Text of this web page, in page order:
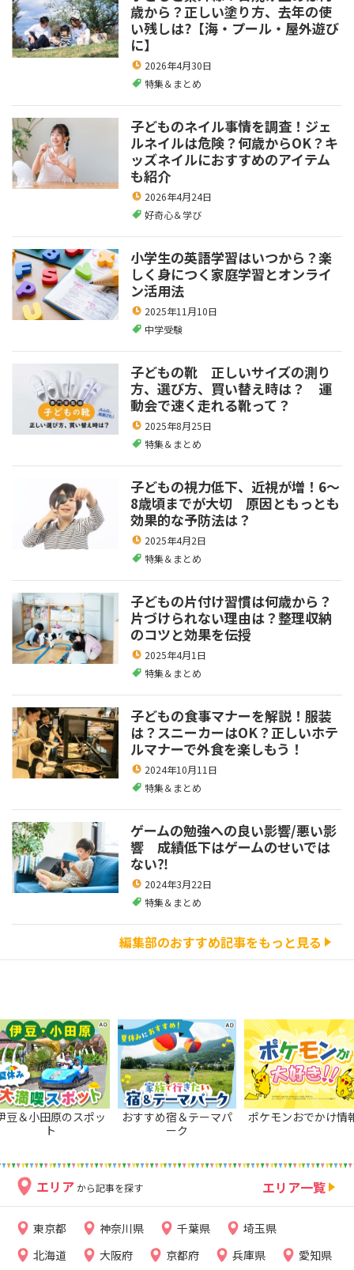
歳から？正しい塗り方、去年の使
い残しは?【海・プール・屋外遊び
に】
2026年4月30日
特集＆まとめ
子どものネイル事情を調査！ジェ
ルネイルは危険？何歳からOK？キ
ッズネイルにおすすめのアイテム
も紹介
2026年4月24日
好奇心＆学び
小学生の英語学習はいつから？楽
しく身につく家庭学習とオンライ
ン活用法
2025年11月10日
中学受験
子どもの靴 正しいサイズの測り
方、選び方、買い替え時は？ 運
動会で速く走れる靴って？
2025年8月25日
特集＆まとめ
子どもの視力低下、近視が増！6～
8歳頃までが大切 原因ともっとも
効果的な予防法は？
2025年4月2日
特集＆まとめ
子どもの片付け習慣は何歳から？
片づけられない理由は？整理収納
のコツと効果を伝授
2025年4月1日
特集＆まとめ
子どもの食事マナーを解説！服装
は？スニーカーはOK？正しいホテ
ルマナーで外食を楽しもう！
2024年10月11日
特集＆まとめ
ゲームの勉強への良い影響/悪い影
響 成績低下はゲームのせいでは
ない⁈
2024年3月22日
特集＆まとめ
編集部のおすすめ記事をもっと見る
豆＆小田原のスポッ
ト
おすすめ宿＆テーマパ
ーク
ポケモンおでかけ情
エリア から記事を探す エリア一覧
東京都 神奈川県 千葉県
埼玉県
北海道
大阪府 京都府 兵庫県
愛知県